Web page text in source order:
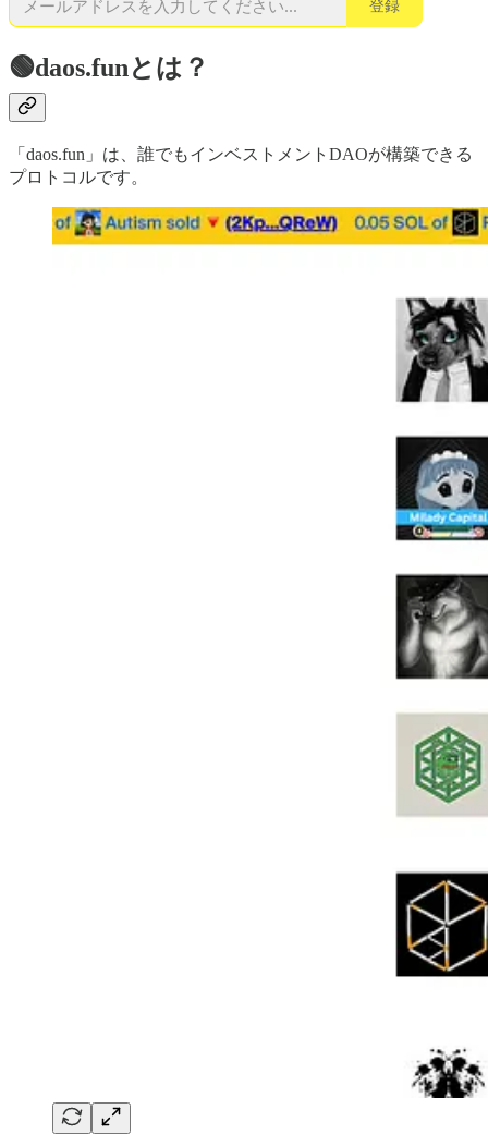
登録
🟢daos.funとは？
「daos.fun」は、誰でもインベストメントDAOが構築できる
プロトコルです。